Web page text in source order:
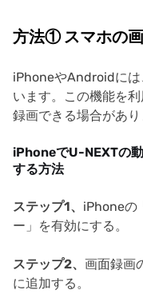
方法① スマホの
iPhoneやAndroidには
います。この機能を
録画できる場合があり
iPhoneでU-NEXTの
する方法
ステップ1、 iPhoneの
ー」を有効にする。
ステップ2、 画面録画
に追加する。